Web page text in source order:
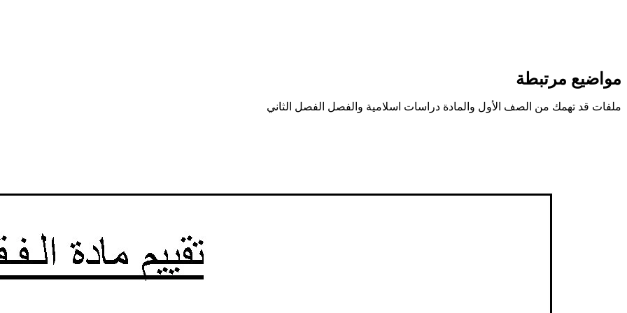
مواضيع مرتبطة
ملفات قد تهمك من الصف الأول والمادة دراسات اسلامية والفصل الفصل الثاني